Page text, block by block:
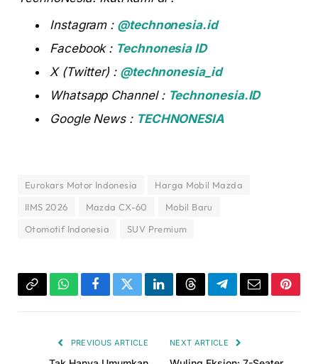
Instagram : @technonesia.id
Facebook : Technonesia ID
X (Twitter) : @technonesia_id
Whatsapp Channel : Technonesia.ID
Google News : TECHNONESIA
Eurokars Motor Indonesia
Harga Mobil Mazda
IIMS 2026
Mazda CX-60
Mobil Baru
Otomotif Indonesia
SUV Premium
Copy WhatsAppFacebookTwitterLinkedInThreadsTelegramEmail
PREVIOUS ARTICLE NEXT ARTICLE